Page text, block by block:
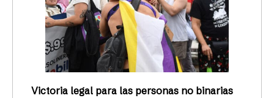
Victoria legal para las personas no binarias